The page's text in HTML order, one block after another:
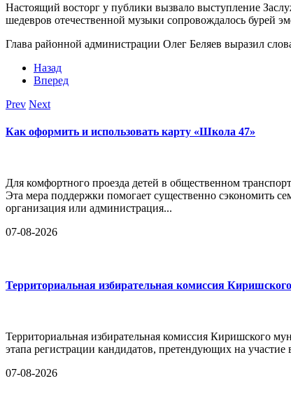
Настоящий восторг у публики вызвало выступление
шедевров отечественной музыки сопровождалось бурей
Глава районной администрации Олег Беляев выразил
Назад
Вперед
Prev Next
Как оформить и использовать карту «Школа 47»
Для комфортного проезда детей в общественном
Эта мера поддержки помогает существенно сэкономить
организация или администрация...
07-08-2026
Территориальная избирательная комиссия
Территориальная избирательная комиссия Киришского
этапа регистрации кандидатов, претендующих на
07-08-2026